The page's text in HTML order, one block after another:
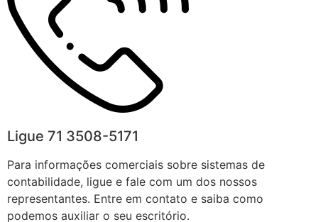
Ligue 71 3508-5171
Para informações comerciais sobre sistemas de
contabilidade, ligue e fale com um dos nossos
representantes. Entre em contato e saiba como
podemos auxiliar o seu escritório.